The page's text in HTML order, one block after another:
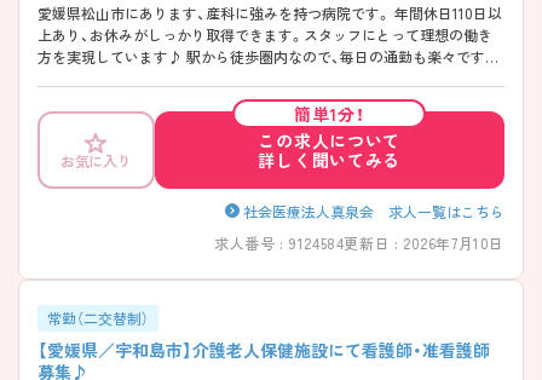
愛媛県松山市にあります、産科に強みを持つ病院です。 年間休日110日以
上あり、お休みがしっかり取得できます。スタッフにとって理想の働き
方を実現しています♪ 駅から徒歩圏内なので、毎日の通勤も楽々です♪
お気に入り
簡単1分！
この求人について
詳しく聞いてみる
社会医療法人真泉会 求人一覧はこちら
求人番号 : 9124584更新日 : 2026年7月10日
常勤（二交替制）
【愛媛県／宇和島市】介護老人保健施設にて看護師・准看護師
募集♪